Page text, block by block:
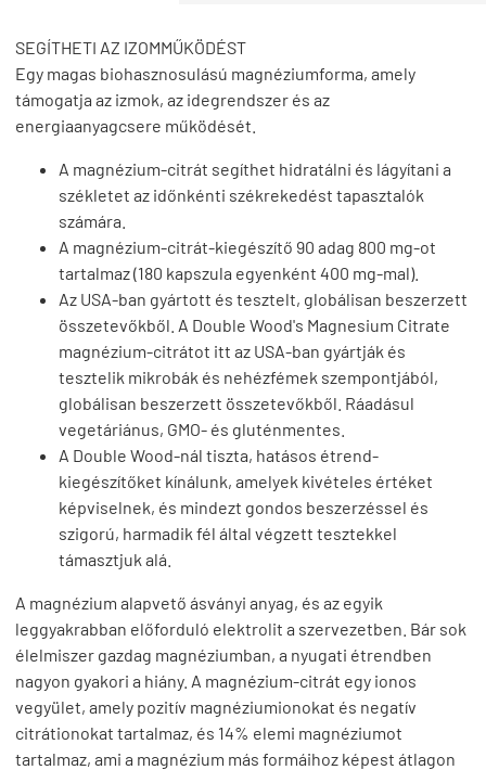
SEGÍTHETI AZ IZOMMŰKÖDÉST
Egy magas biohasznosulású magnéziumforma, amely
támogatja az izmok, az idegrendszer és az
energiaanyagcsere működését.
A magnézium-citrát segíthet hidratálni és lágyítani a
székletet az időnkénti székrekedést tapasztalók
számára.
A magnézium-citrát-kiegészítő 90 adag 800 mg-ot
tartalmaz (180 kapszula egyenként 400 mg-mal).
Az USA-ban gyártott és tesztelt, globálisan beszerzett
összetevőkből. A Double Wood's Magnesium Citrate
magnézium-citrátot itt az USA-ban gyártják és
tesztelik mikrobák és nehézfémek szempontjából,
globálisan beszerzett összetevőkből. Ráadásul
vegetáriánus, GMO- és gluténmentes.
A Double Wood-nál tiszta, hatásos étrend-
kiegészítőket kínálunk, amelyek kivételes értéket
képviselnek, és mindezt gondos beszerzéssel és
szigorú, harmadik fél által végzett tesztekkel
támasztjuk alá.
A magnézium alapvető ásványi anyag, és az egyik
leggyakrabban előforduló elektrolit a szervezetben. Bár sok
élelmiszer gazdag magnéziumban, a nyugati étrendben
nagyon gyakori a hiány. A magnézium-citrát egy ionos
vegyület, amely pozitív magnéziumionokat és negatív
citrátionokat tartalmaz, és 14% elemi magnéziumot
tartalmaz, ami a magnézium más formáihoz képest átlagon